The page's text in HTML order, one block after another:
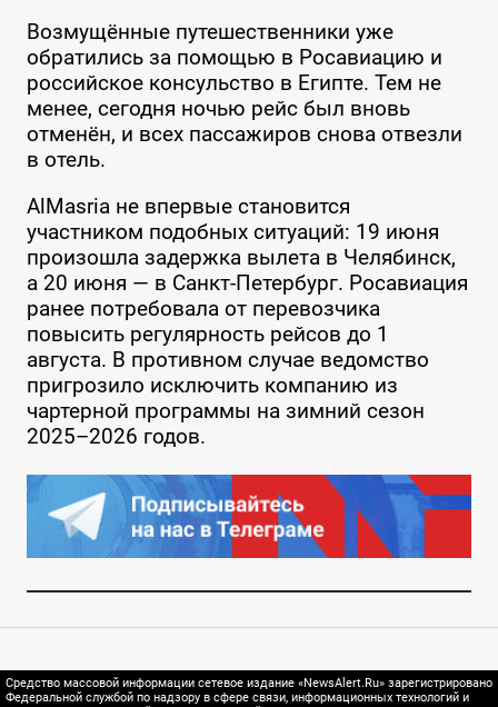
Возмущённые путешественники уже
обратились за помощью в Росавиацию и
российское консульство в Египте. Тем не
менее, сегодня ночью рейс был вновь
отменён, и всех пассажиров снова отвезли
в отель.
AlMasria не впервые становится
участником подобных ситуаций: 19 июня
произошла задержка вылета в Челябинск,
а 20 июня — в Санкт-Петербург. Росавиация
ранее потребовала от перевозчика
повысить регулярность рейсов до 1
августа. В противном случае ведомство
пригрозило исключить компанию из
чартерной программы на зимний сезон
2025–2026 годов.
Средство массовой информации сетевое издание «NewsAlert.Ru» зарегистрировано
Федеральной службой по надзору в сфере связи, информационных технологий и